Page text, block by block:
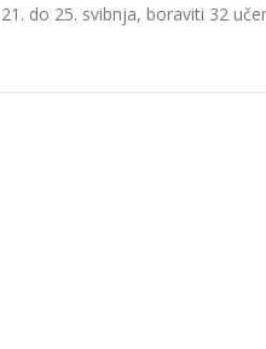
21. do 25. svibnja, boraviti 32